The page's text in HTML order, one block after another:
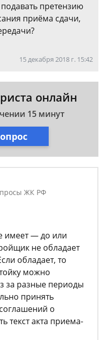
претензию
приёма сдачи,
15 декабря 2018 г. 15:42
онлайн
15 минут
ЖК РФ
имеет — до или
не обладает
обладает, то
можно
за разные периоды
принять
о
текст акта приема-